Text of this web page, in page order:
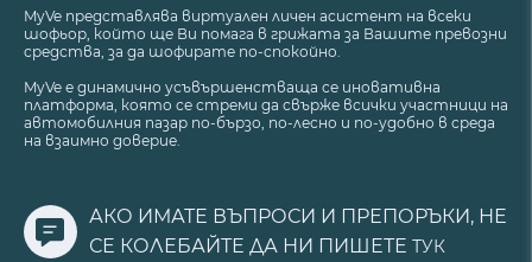
MyVe представлява виртуален личен асистент на всеки
шофьор, който ще Ви помага в грижата за Вашите превозни
средства, за да шофирате по-спокойно.
MyVe е динамично усъвършенстваща се иновативна
платформа, която се стреми да свърже всички участници на
автомобилния пазар по-бързо, по-лесно и по-удобно в среда
на взаимно доверие.
АКО ИМАТЕ ВЪПРОСИ И ПРЕПОРЪКИ, НЕ
СЕ КОЛЕБАЙТЕ ДА НИ ПИШЕТЕ ТУК